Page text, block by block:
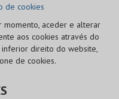
de cookies
momento, aceder e alterar
aos cookies através do
direito do website,
de cookies.